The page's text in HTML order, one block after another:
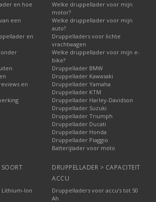
en hoe
een
en
en
Welke druppellader voor mijn
motor?
Welke druppellader voor mijn
auto?
Druppelladers voor lichte
vrachtwagen
Welke druppellader voor mijn e-
bike?
Druppellader BMW
Druppellader Kawasaki
Druppellader Yamaha
Druppellader KTM
Druppellader Harley-Davidson
Druppellader Suzuki
Druppellader Triumph
Druppellader Ducati
Druppellader Honda
Druppellader Piaggio
Batterijlader voor moto
SOORT
Ion
DRUPPELLADER > CAPACITEIT
ACCU
Druppelladers voor accu’s tot 50
Ah